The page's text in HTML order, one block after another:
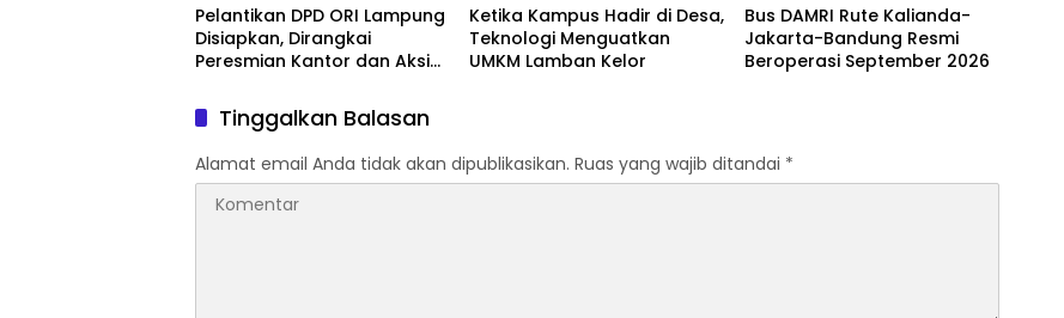
Pelantikan DPD ORI Lampung
Disiapkan, Dirangkai
Peresmian Kantor dan Aksi
Ketika Kampus Hadir di Desa,
Teknologi Menguatkan
UMKM Lamban Kelor
‎Bus DAMRI Rute Kalianda-
Jakarta-Bandung Resmi
Tinggalkan Balasan
Alamat email Anda tidak akan dipublikasikan. Ruas yang wajib ditandai *